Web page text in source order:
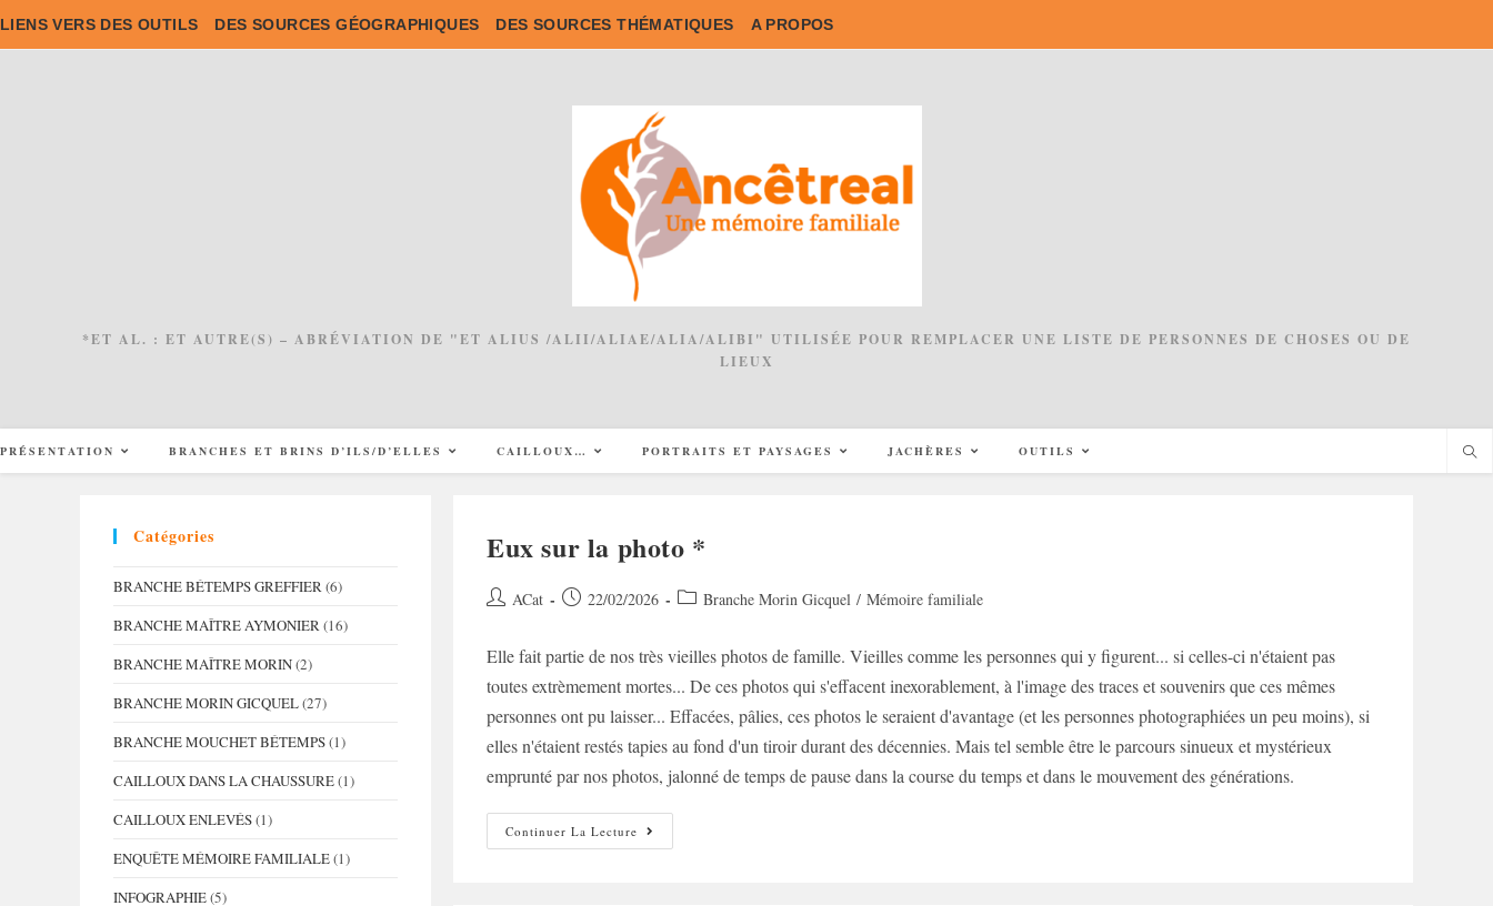
to
LIENS VERS DES OUTILS DES SOURCES GÉOGRAPHIQUES DES SOURCES THÉMATIQUES A PROPOS
*ET AL. : ET AUTRE(S) – ABRÉVIATION DE "ET ALIUS /ALII/ALIAE/ALIA/ALIBI" UTILISÉE POUR REMPLACER UNE LISTE DE PERSONNES DE CHOSES OU DE
LIEUX
PRÉSENTATION BRANCHES ET BRINS D’ILS/D’ELLES CAILLOUX… PORTRAITS ET PAYSAGES JACHÈRES OUTILS
Eux sur la photo *
Auteur/autrice
publication :
ACat
Post 22/02/2026
Post Branche Morin Gicquel / Mémoire familiale
Elle fait partie de nos très vieilles photos de famille. Vieilles comme les personnes qui y figurent... si celles-ci n'étaient pas
toutes extrèmement mortes... De ces photos qui s'effacent inexorablement, à l'image des traces et souvenirs que ces mêmes
personnes ont pu laisser... Effacées, pâlies, ces photos le seraient d'avantage (et les personnes photographiées un peu moins), si
elles n'étaient restés tapies au fond d'un tiroir durant des décennies. Mais tel semble être le parcours sinueux et mystérieux
emprunté par nos photos, jalonné de temps de pause dans la course du temps et dans le mouvement des générations.
Continuer La Lecture Eux
Sur
Catégories
BRANCHE BÉTEMPS GREFFIER(6)
BRANCHE MAÎTRE AYMONIER(16)
BRANCHE MAÎTRE MORIN(2)
BRANCHE MORIN GICQUEL(27)
BRANCHE MOUCHET BÉTEMPS(1)
CAILLOUX DANS LA CHAUSSURE(1)
CAILLOUX ENLEVÉS(1)
ENQUÊTE MÉMOIRE FAMILIALE(1)
INFOGRAPHIE(5)